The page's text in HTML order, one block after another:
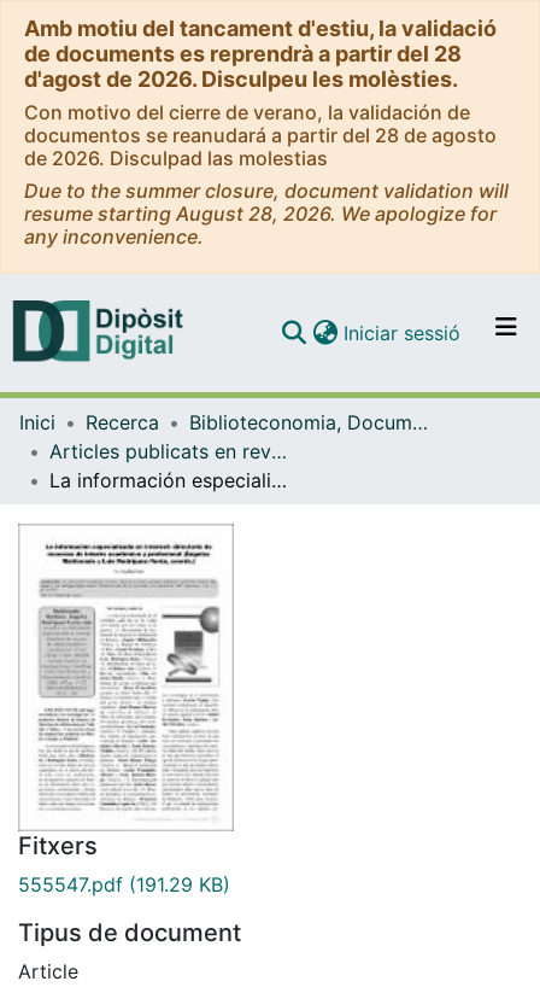
Amb motiu del tancament d'estiu, la validació
de documents es reprendrà a partir del 28
d'agost de 2026. Disculpeu les molèsties.
Con motivo del cierre de verano, la validación de
documentos se reanudará a partir del 28 de agosto
de 2026. Disculpad las molestias
Due to the summer closure, document validation will
resume starting August 28, 2026. We apologize for
any inconvenience.
Navega per tot el DD
Com publicar
Iniciar sessió (current)
Inici Recerca
Biblioteconomia, Documentació i Comunicació Audiovisual
Articles publicats en revistes (Biblioteconomia, Documentació i Comunicació Audiovisual)
La información especializada en Internet: directorio de recursos de interés académico y profesional (Ángeles Maldonado y Luis Rodríguez-Yunta, coords.)
Fitxers
555547.pdf (191.29 KB)
Tipus de document
Article